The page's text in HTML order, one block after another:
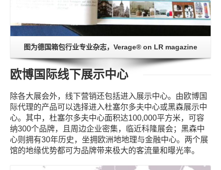
图为德国箱包行业专业杂志，Verage® on LR magazine
欧博国际线下展示中心
除各大展会外，线下营销还包括进入展示中心。由欧博国
际代理的产品可以选择进入杜塞尔多夫中心或黑森展示中
心。其中，杜塞尔多夫中心面积达100,000平方米，可容
纳300个品牌，且周边企业密集，临近科隆展会；黑森中
心则拥有30年历史，坐拥欧洲地地理与金融中心。两个展
馆的地缘优势都可为品牌带来极大的客流量和曝光率。